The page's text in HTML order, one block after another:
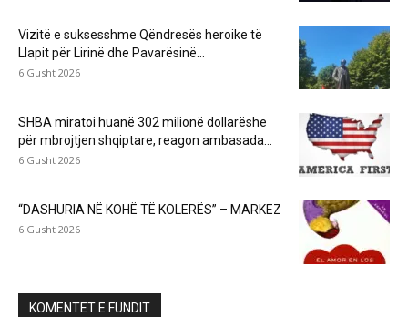
Vizitë e suksesshme Qëndresës heroike të
Llapit për Lirinë dhe Pavarësinë...
6 Gusht 2026
SHBA miratoi huanë 302 milionë dollarëshe
për mbrojtjen shqiptare, reagon ambasada...
6 Gusht 2026
“DASHURIA NË KOHË TË KOLERËS” – MARKEZ
6 Gusht 2026
KOMENTET E FUNDIT